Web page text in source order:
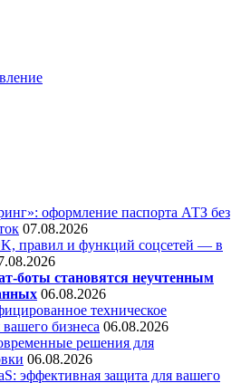
оформление паспорта АТЗ без
07.08.2026
правил и функций соцсетей — в
боты становятся неучтенным
06.08.2026
техническое
бизнеса 06.08.2026
решения для
06.08.2026
эффективная защита для вашего